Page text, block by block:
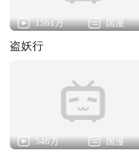
1561万 国漫
盗妖行
546万 国漫